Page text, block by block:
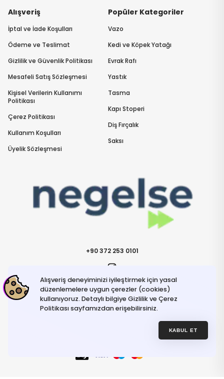
Alışveriş deneyiminizi iyileştirmek için yasal
düzenlemelere uygun çerezler (cookies)
kullanıyoruz. Detaylı bilgiye Gizlilik ve Çerez
Politikası sayfamızdan erişebilirsiniz.
KABUL ET
+90 372 253 0101
İletişime Geçininfo@negelse.com
Alışveriş
İptal ve İade Koşulları
Ödeme ve Teslimat
Gizlilik ve Güvenlik Politikası
Mesafeli Satış Sözleşmesi
Kişisel Verilerin Kullanımı
Politikası
Çerez Politikası
Kullanım Koşulları
Üyelik Sözleşmesi
Popüler Kategoriler
Vazo
Kedi ve Köpek Yatağı
Evrak Rafı
Yastık
Tasma
Kapı Stoperi
Diş Fırçalık
Saksı